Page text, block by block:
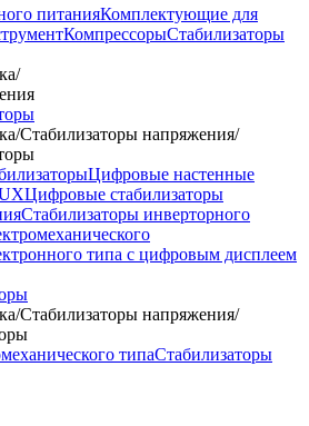
питанияКомплектующие для
КомпрессорыСтабилизаторы
/
/Стабилизаторы напряжения/
Цифровые настенные
Цифровые стабилизаторы
Стабилизаторы инверторного
типа с цифровым дисплеем
/Стабилизаторы напряжения/
типаСтабилизаторы